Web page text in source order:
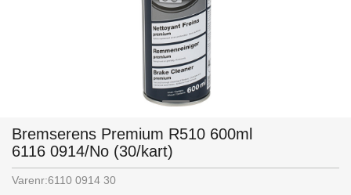
Bremserens Premium R510 600ml
6116 0914/No (30/kart)
Varenr:6110 0914 30